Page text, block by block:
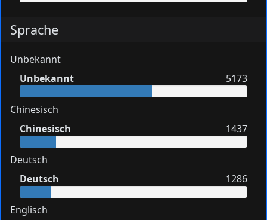
Sprache
Unbekannt
Unbekannt
5173
Chinesisch
Chinesisch
1437
Deutsch
Deutsch
1286
Englisch